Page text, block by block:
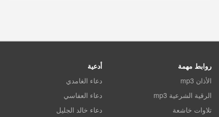
روابط مهمة
الأذان mp3
الرقية الشرعية mp3
تلاوات خاشعة
أدعية
دعاء الغامدي
دعاء العفاسي
دعاء خالد الجليل